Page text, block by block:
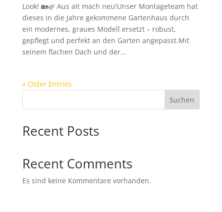
Look! 🏡🌿 Aus alt mach neu!Unser Montageteam hat
dieses in die Jahre gekommene Gartenhaus durch
ein modernes, graues Modell ersetzt – robust,
gepflegt und perfekt an den Garten angepasst.Mit
seinem flachen Dach und der...
« Older Entries
Suchen
Recent Posts
Recent Comments
Es sind keine Kommentare vorhanden.